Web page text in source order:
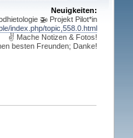
Neuigkeiten:
🚁 Projekt Pilot*in
index.php/topic,558.0.html
✌ Mache Notizen & Fotos!
besten Freunden; Danke!